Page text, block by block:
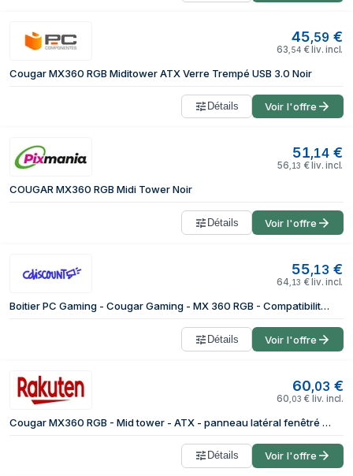
45,59 €
63 54 € liv. incl.
Cougar MX360 RGB Miditower ATX Verre Trempé USB 3.0 Noir
Détails Voir l'offre
51,14 €
56 13 € liv. incl.
COUGAR MX360 RGB Midi Tower Noir
Détails Voir l'offre
55,13 €
64, 13 € liv. incl.
Boitier PC Gaming - Cougar Gaming - MX 360 RGB - Compatibilité cartes graphiques longues - Compatible carte mère ATX
Détails Voir l'offre
60,03 €
60 03 € liv. incl.
Cougar MX360 RGB - Mid tower - ATX - panneau latéral fenêtré (verre trempé) - pas d'alimentation (ATX) - USB/Audio
Détails Voir l'offre